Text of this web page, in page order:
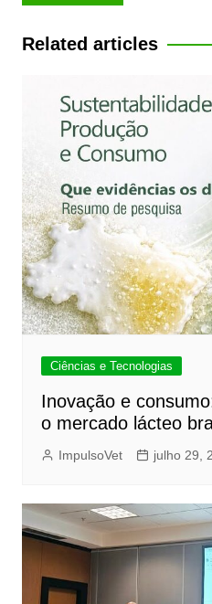
de
Post
Related articles
Ciências e Tecnologias
Inovação e
o mercado lácteo
ImpulsoVet julho 29,